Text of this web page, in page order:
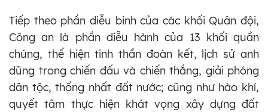
Tiếp theo phần diễu binh của các khối Quân đội,
Công an là phần diễu hành của 13 khối quần
chúng, thể hiện tinh thần đoàn kết, lịch sử anh
dũng trong chiến đấu và chiến thắng, giải phóng
dân tộc, thống nhất đất nước; cũng như hào khí,
quyết tâm thực hiện khát vọng xây dựng đất